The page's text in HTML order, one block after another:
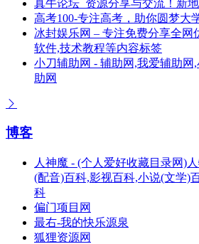
真牛论坛_资源分享与交流！新
高考100-专注高考，助你圆梦大
冰封娱乐网 – 专注免费分享全网
软件,技术教程等内容标签
小刀辅助网 - 辅助网,我爱辅助网
助网
博客
人神魔 - (个人爱好收藏目录网)
(配音)百科,影视百科,小说(文学)
科
偏门项目网
最右-我的快乐源泉
狐狸资源网